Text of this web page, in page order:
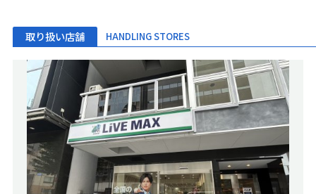
取り扱い店舗 HANDLING STORES